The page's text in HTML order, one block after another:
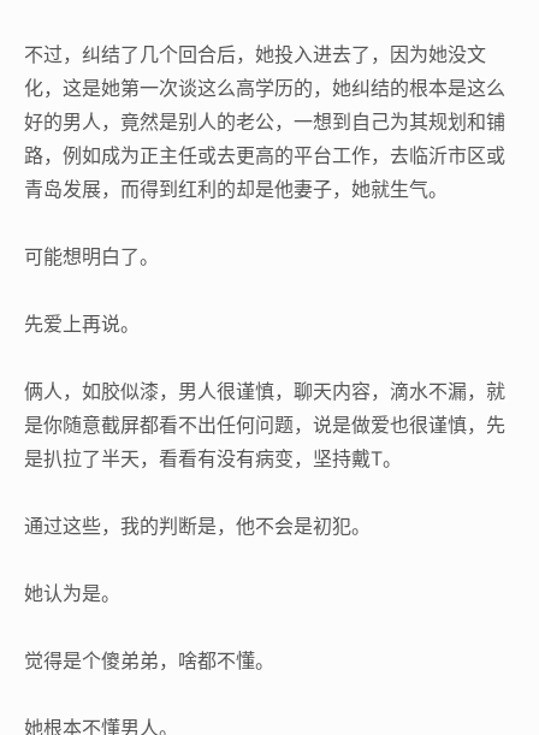
不过，纠结了几个回合后，她投入进去了，因为她没文
化，这是她第一次谈这么高学历的，她纠结的根本是这么
好的男人，竟然是别人的老公，一想到自己为其规划和铺
路，例如成为正主任或去更高的平台工作，去临沂市区或
青岛发展，而得到红利的却是他妻子，她就生气。
可能想明白了。
先爱上再说。
俩人，如胶似漆，男人很谨慎，聊天内容，滴水不漏，就
是你随意截屏都看不出任何问题，说是做爱也很谨慎，先
是扒拉了半天，看看有没有病变，坚持戴T。
通过这些，我的判断是，他不会是初犯。
她认为是。
觉得是个傻弟弟，啥都不懂。
她根本不懂男人。